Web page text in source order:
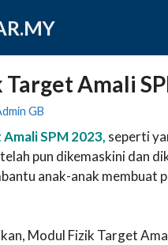
Amali
GB
SPM 2023, seperti
pun dikemaskini dan
anak-anak membuat
Modul Fizik Target